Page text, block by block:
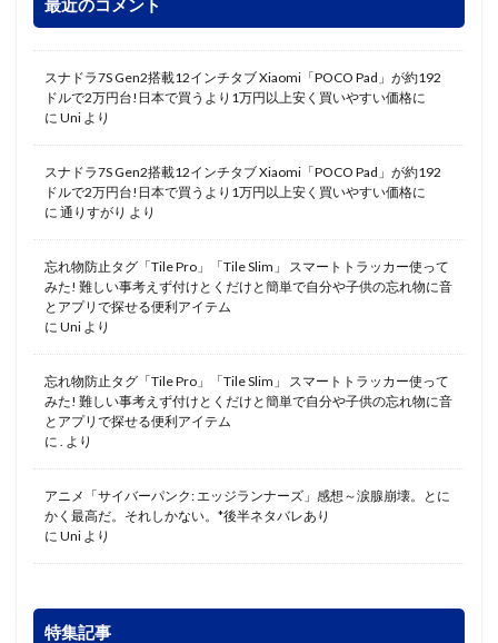
最近のコメント
スナドラ7S Gen2搭載12インチタブ Xiaomi「POCO Pad」が約192
ドルで2万円台!日本で買うより1万円以上安く買いやすい価格に
に Uni より
スナドラ7S Gen2搭載12インチタブ Xiaomi「POCO Pad」が約192
ドルで2万円台!日本で買うより1万円以上安く買いやすい価格に
に 通りすがり より
忘れ物防止タグ「Tile Pro」「Tile Slim」 スマートトラッカー使って
みた! 難しい事考えず付けとくだけと簡単で自分や子供の忘れ物に音
とアプリで探せる便利アイテム
に Uni より
忘れ物防止タグ「Tile Pro」「Tile Slim」 スマートトラッカー使って
みた! 難しい事考えず付けとくだけと簡単で自分や子供の忘れ物に音
とアプリで探せる便利アイテム
に
より
アニメ「サイバーパンク: エッジランナーズ」感想～涙腺崩壊。とに
かく最高だ。それしかない。*後半ネタバレあり
に Uni より
特集記事